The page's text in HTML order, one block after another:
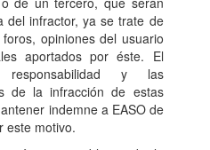
del infractor, ya se trate de
opiniones del usuario
aportados por éste. El
y las
de la infracción de estas
indemne a EASO de
este motivo.